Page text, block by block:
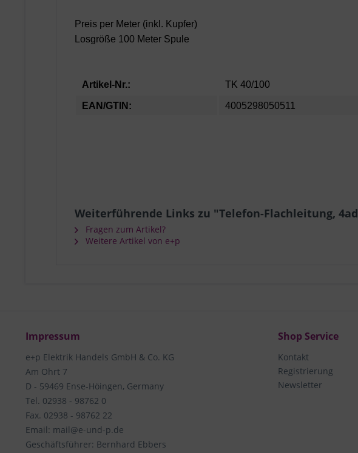
Preis per Meter (inkl. Kupfer)
Losgröße 100 Meter Spule
Artikel-Nr.: TK 40/100
EAN/GTIN: 4005298050511
Weiterführende Links zu "Telefon-Flachleitung,
Fragen zum Artikel?
Weitere Artikel von e+p
Impressum
e+p Elektrik Handels GmbH & Co. KG
Am Ohrt 7
D - 59469 Ense-Höingen, Germany
Tel. 02938 - 98762 0
Fax. 02938 - 98762 22
Email: mail@e-und-p.de
Geschäftsführer: Bernhard Ebbers
Shop Service
Kontakt
Registrierung
Newsletter